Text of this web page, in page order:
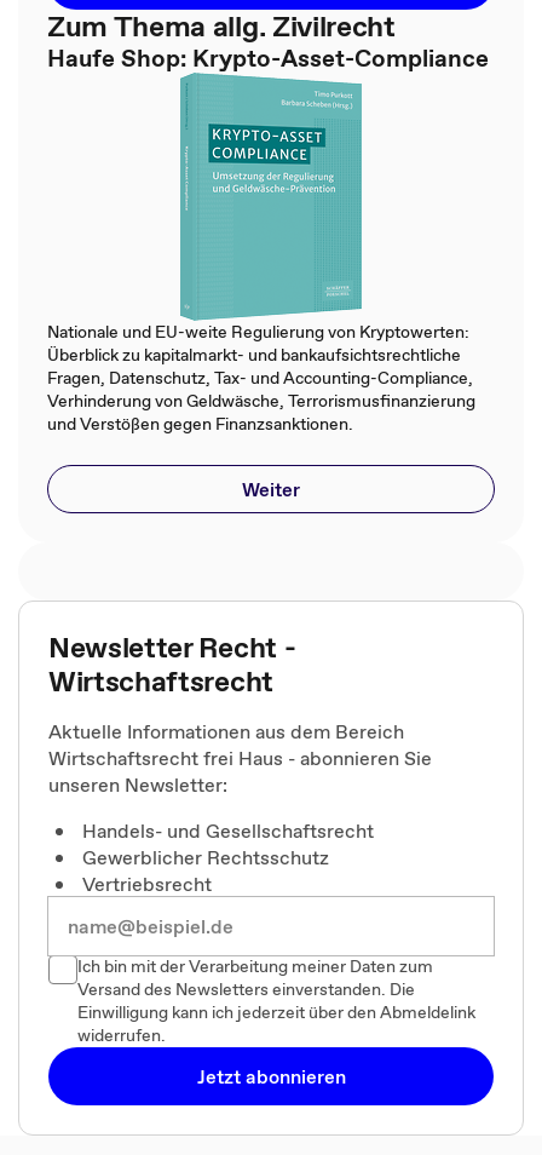
Zum Thema allg. Zivilrecht
Haufe Shop: Krypto-Asset-Compliance
Nationale und EU-weite Regulierung von Kryptowerten:
Überblick zu kapitalmarkt- und bankaufsichtsrechtliche
Fragen, Datenschutz, Tax- und Accounting-Compliance,
Verhinderung von Geldwäsche, Terrorismusfinanzierung
und Verstößen gegen Finanzsanktionen​.​
Weiter
Newsletter Recht -
Wirtschaftsrecht
Aktuelle Informationen aus dem Bereich
Wirtschaftsrecht frei Haus - abonnieren Sie
unseren Newsletter:
Handels- und Gesellschaftsrecht
Gewerblicher Rechtsschutz
Vertriebsrecht
Ich bin mit der Verarbeitung meiner Daten zum
Versand des Newsletters einverstanden. Die
Einwilligung kann ich jederzeit über den Abmeldelink
widerrufen.
Jetzt abonnieren